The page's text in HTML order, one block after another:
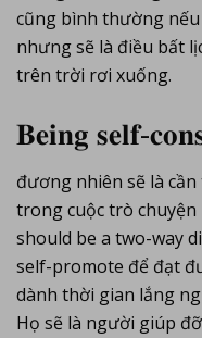
cũng bình thường
nhưng sẽ là điều bất
trên trời rơi xuống.
𝐁𝐞𝐢𝐧𝐠 𝐬𝐞𝐥𝐟-
đương nhiên sẽ là
trong cuộc trò
should be a two-way
self-promote để đạt
dành thời gian lắng
Họ sẽ là người giúp